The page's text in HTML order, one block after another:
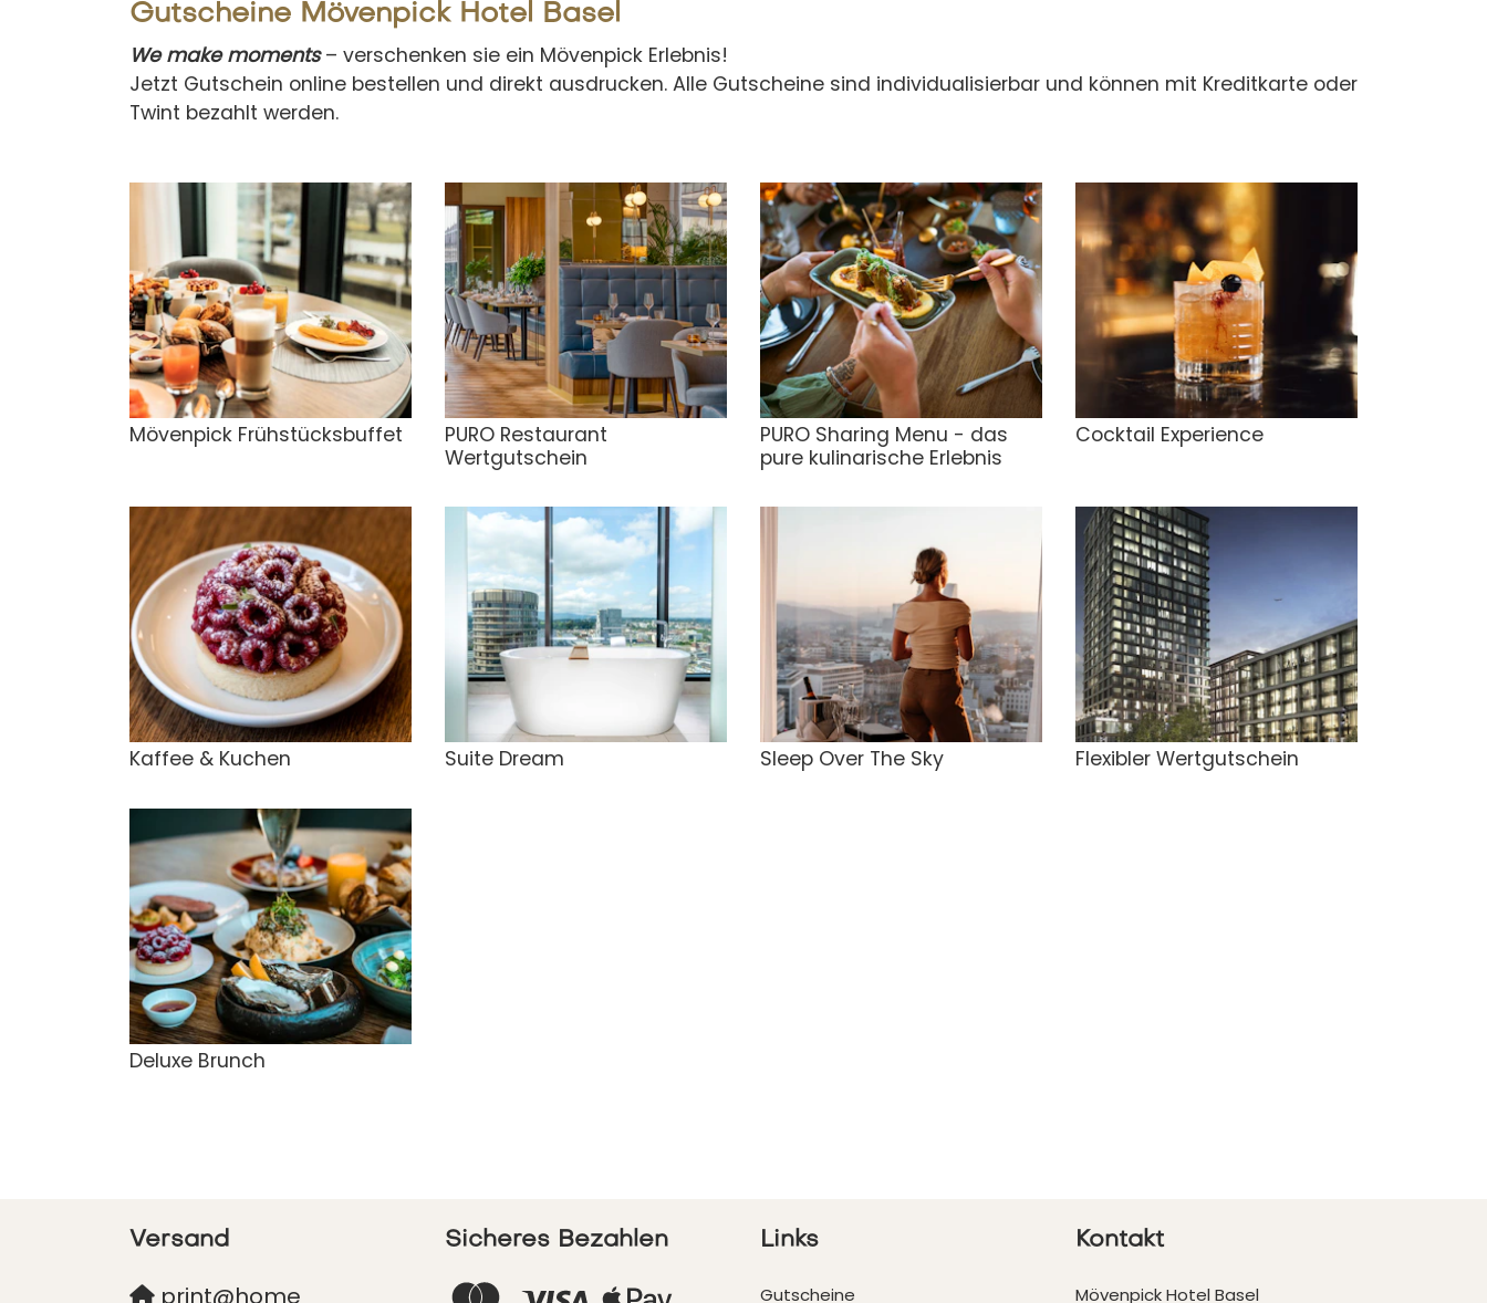
Gutscheine Mövenpick Hotel Basel
We make moments– verschenken sie ein Mövenpick Erlebnis!
Jetzt Gutschein online bestellen und direkt ausdrucken. Alle Gutscheine sind individualisierbar und können mit Kreditkarte oder
Twint bezahlt werden.
Mövenpick Frühstücksbuffet
PURO Restaurant
Wertgutschein
PURO Sharing Menu - das
pure kulinarische Erlebnis
Cocktail Experience
Kaffee & Kuchen Suite Dream Sleep Over The Sky Flexibler Wertgutschein
Deluxe Brunch
Versand
print@home
Sicheres Bezahlen Links
Gutscheine
Kontakt
Mövenpick Hotel Basel